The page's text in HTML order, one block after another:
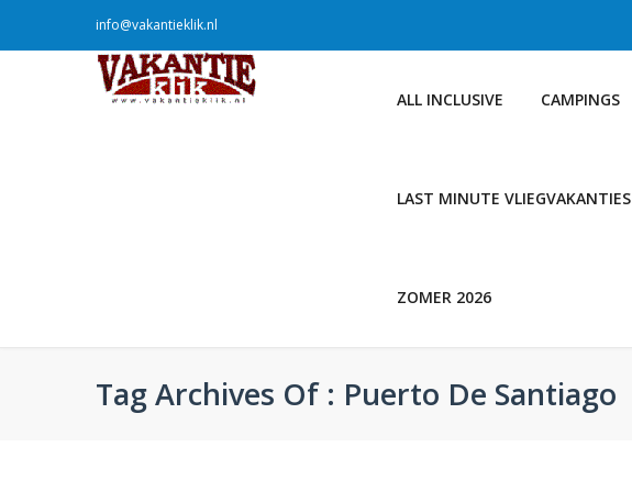
info@vakantieklik.nl
ALL INCLUSIVE CAMPINGS
LAST MINUTE VLIEGVAKANTIES
ZOMER 2026
Tag Archives Of : Puerto De Santiago